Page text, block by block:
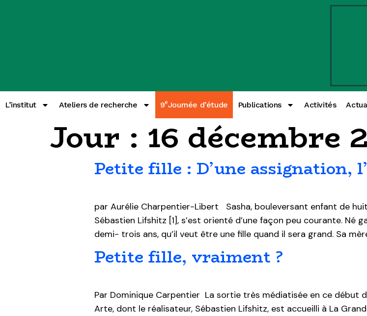
L’institut Ateliers de recherche 9eJournée d’étude Publications Activités
Jour : 16 décembre
Petite fille : D’une assignation,
par Aurélie Charpentier-Libert Sasha, bouleversant enfant de
Sébastien Lifshitz [1], s’est orienté d’une façon peu courante. Né
demi- trois ans, qu’il veut être une fille quand il sera grand. Sa
Petite fille, vraiment ?
Par Dominique Carpentier La sortie très médiatisée en ce début
Arte, dont le réalisateur, Sébastien Lifshitz, est accueilli à La